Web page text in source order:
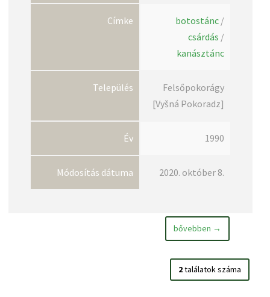
Címke botostánc /
csárdás /
kanásztánc
Település
Felsőpokorágy
[Vyšná Pokoradz]
Év 1990
Módosítás dátuma 2020. október 8.
bővebben →
2találatok száma